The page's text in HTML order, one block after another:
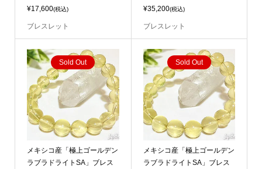
¥17,600(税込)
ブレスレット
¥35,200(税込)
ブレスレット
Sold Out
メキシコ産「極上ゴールデン
ラブラドライトSA」ブレス
Sold Out
メキシコ産「極上ゴールデン
ラブラドライトSA」ブレス